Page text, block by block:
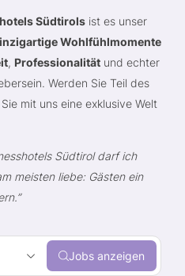
Südtirols ist es unser
Wohlfühlmomente
, Professionalität und echter
Werden Sie Teil des
mit uns eine exklusive Welt
Südtirol darf ich
meisten liebe: Gästen ein
Jobs anzeigen